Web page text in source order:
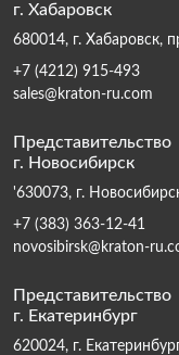
г. Хабаровск
680014, г. Хабаровск,
+7 (4212) 915-493
sales@kraton-ru.com
Представительство
г. Новосибирск
'630073, г.
+7 (383) 363-12-41
novosibirsk@kraton-
Представительство
г. Екатеринбург
620024, г.